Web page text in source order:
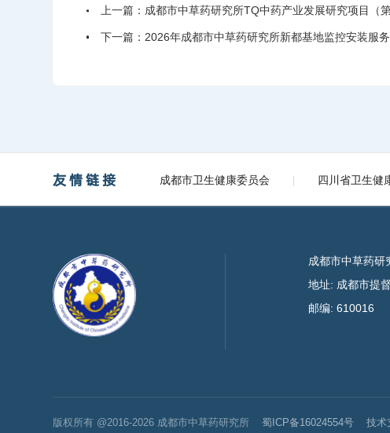
上一篇： 成都市中草药研究所TQ中药产业发展研究项目（
下一篇： 2026年成都市中草药研究所新都基地监控安装服
友情链接 成都市卫生健康委员会 四川省卫生健
成都市中草药研
地址: 成都市提
邮编: 610016
版权所有 @2016-2026 成都市中草药研究所 蜀ICP备16024554号 技术